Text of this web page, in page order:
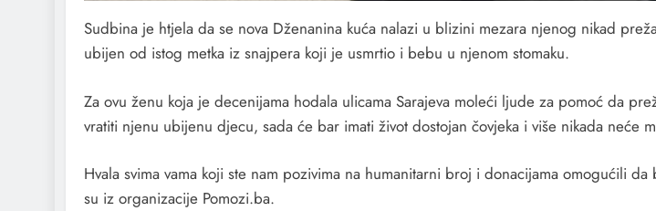
Sudbina je htjela da se nova Dženanina kuća nalazi u blizini mezara njenog nikad
ubijen od istog metka iz snajpera koji je usmrtio i bebu u njenom stomaku.
Za ovu ženu koja je decenijama hodala ulicama Sarajeva moleći ljude za pomoć da
vratiti njenu ubijenu djecu, sada će bar imati život dostojan čovjeka i više nikada neće
Hvala svima vama koji ste nam pozivima na humanitarni broj i donacijama omogućili
su iz organizacije Pomozi.ba.